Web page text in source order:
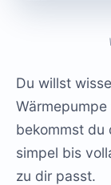
Du willst
bekommst du
simpel bis
zu dir passt.